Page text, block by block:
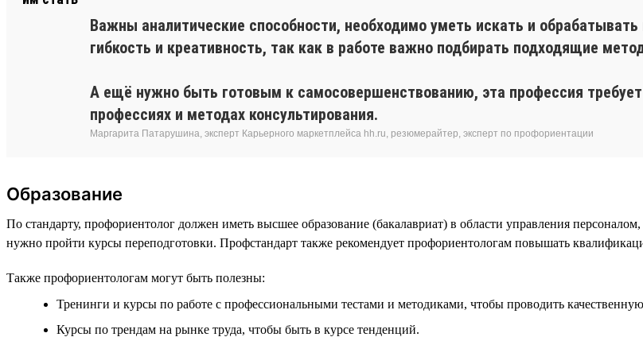
Важны аналитические способности, необходимо уметь искать и
гибкость и креативность, так как в работе важно подбирать подходящие
А ещё нужно быть готовым к самосовершенствованию, эта профессия
профессиях и методах консультирования.
Маргарита Патарушина, эксперт Карьерного маркетплейса hh.ru, резюмерайтер, эксперт по профориентации
Образование
По стандарту, профориентолог должен иметь высшее образование (бакалавриат) в области управления
нужно пройти курсы переподготовки. Профстандарт также рекомендует профориентологам повышать
Также профориентологам могут быть полезны:
Тренинги и курсы по работе с профессиональными тестами и методиками, чтобы проводить
Курсы по трендам на рынке труда, чтобы быть в курсе тенденций.